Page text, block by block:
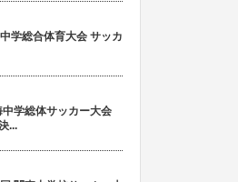
学総合体育大会 サッカ
学総体サッカー大会
...